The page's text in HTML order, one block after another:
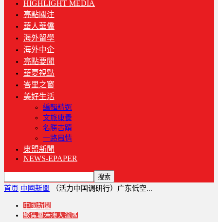
HIGHLIGHT MEDIA
亮點關注
華人華僑
海外留學
海外中企
亮點要聞
華夏視點
峇里之窗
美好生活
編輯精選
文旅康養
名勝古蹟
一路風情
東盟新聞
NEWS-EPAPER
首页 中國新聞 （活力中国调研行）广东低空...
中國新聞
聚焦粵港澳大灣區